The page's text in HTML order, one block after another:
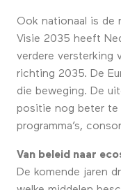
Ook nationaal is de
Visie 2035 heeft
verdere versterking
richting 2035. De
die beweging. De
positie nog beter te
programma’s,
Van beleid naar
De komende jaren